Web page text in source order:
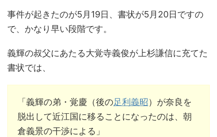
事件が起きたのが5月19日、書状が5月20日ですの
で、かなり早い段階です。
義輝の叔父にあたる大覚寺義俊が上杉謙信に充てた
書状では、
「義輝の弟・覚慶（後の足利義昭）が奈良を
脱出して近江国に移ることになったのは、朝
倉義景の干渉による」